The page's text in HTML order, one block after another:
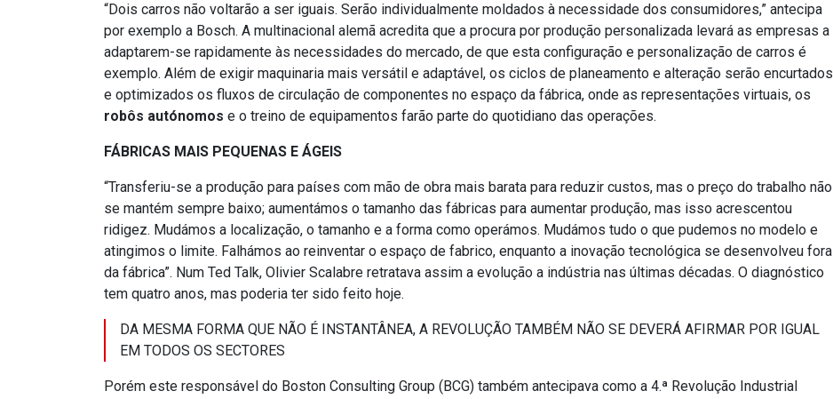
“Dois carros não voltarão a ser iguais. Serão individualmente moldados à necessidade dos consumidores,” antecipa
por exemplo a Bosch. A multinacional alemã acredita que a procura por produção personalizada levará as empresas a
adaptarem-se rapidamente às necessidades do mercado, de que esta configuração e personalização de carros é
exemplo. Além de exigir maquinaria mais versátil e adaptável, os ciclos de planeamento e alteração serão encurtados
e optimizados os fluxos de circulação de componentes no espaço da fábrica, onde as representações virtuais, os
robôs autónomos e o treino de equipamentos farão parte do quotidiano das operações.
FÁBRICAS MAIS PEQUENAS E ÁGEIS
“Transferiu-se a produção para países com mão de obra mais barata para reduzir custos, mas o preço do trabalho não
se mantém sempre baixo; aumentámos o tamanho das fábricas para aumentar produção, mas isso acrescentou
ridigez. Mudámos a localização, o tamanho e a forma como operámos. Mudámos tudo o que pudemos no modelo e
atingimos o limite. Falhámos ao reinventar o espaço de fabrico, enquanto a inovação tecnológica se desenvolveu fora
da fábrica”. Num Ted Talk, Olivier Scalabre retratava assim a evolução a indústria nas últimas décadas. O diagnóstico
tem quatro anos, mas poderia ter sido feito hoje.
DA MESMA FORMA QUE NÃO É INSTANTÂNEA, A REVOLUÇÃO TAMBÉM NÃO SE DEVERÁ AFIRMAR POR IGUAL
EM TODOS OS SECTORES
Porém este responsável do Boston Consulting Group (BCG) também antecipava como a 4.ª Revolução Industrial